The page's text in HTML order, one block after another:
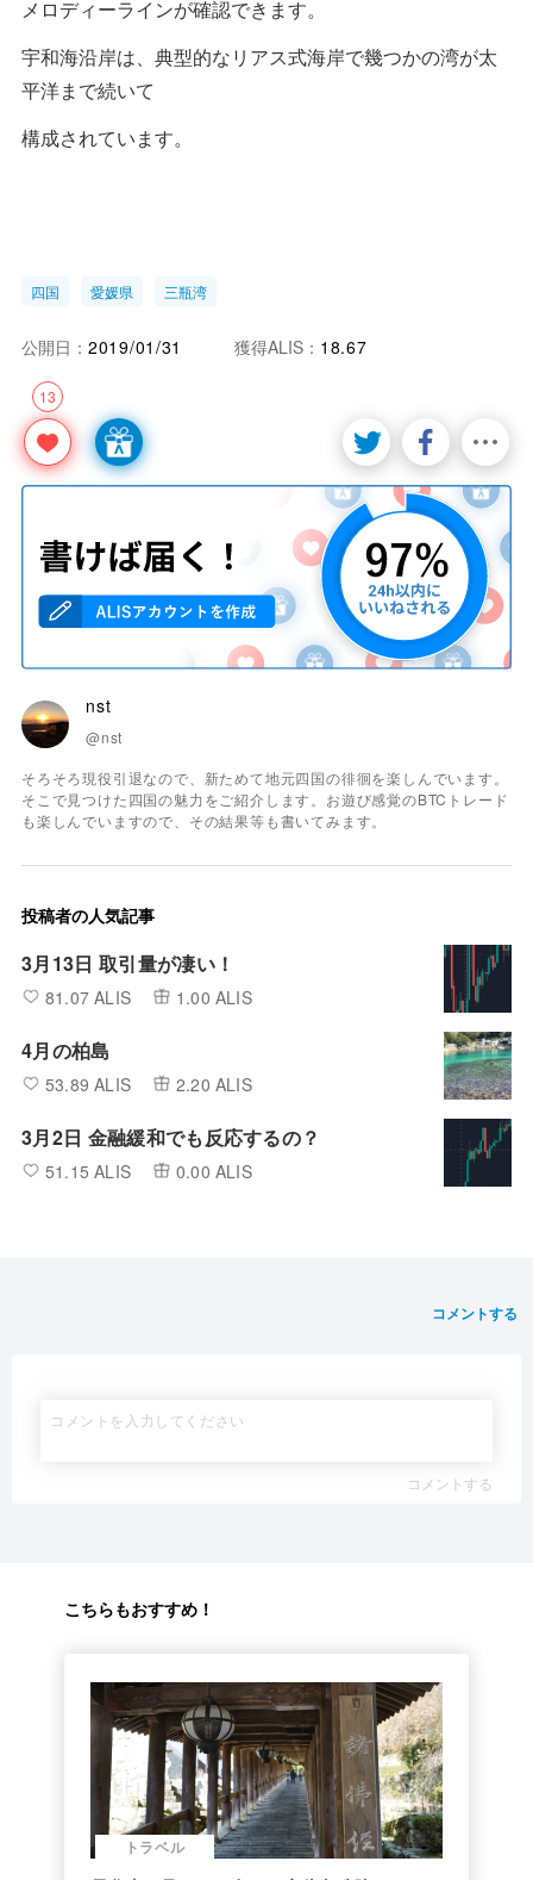
メロディーラインが確認できます。
宇和海沿岸は、典型的なリアス式海岸で幾つかの湾が太
平洋まで続いて
構成されています。
四国 愛媛県 三瓶湾
13
公開日： 2019/01/31 獲得ALIS： 18.67
nst
@nst
そろそろ現役引退なので、新ためて地元四国の徘徊を楽しんでいます。
そこで見つけた四国の魅力をご紹介します。お遊び感覚のBTCトレード
も楽しんでいますので、その結果等も書いてみます。
投稿者の人気記事
3月13日 取引量が凄い！
81.07 ALIS 1.00 ALIS
4月の柏島
53.89 ALIS 2.20 ALIS
3月2日 金融緩和でも反応するの？
51.15 ALIS 0.00 ALIS
コメントする
コメントする
こちらもおすすめ！
トラベル